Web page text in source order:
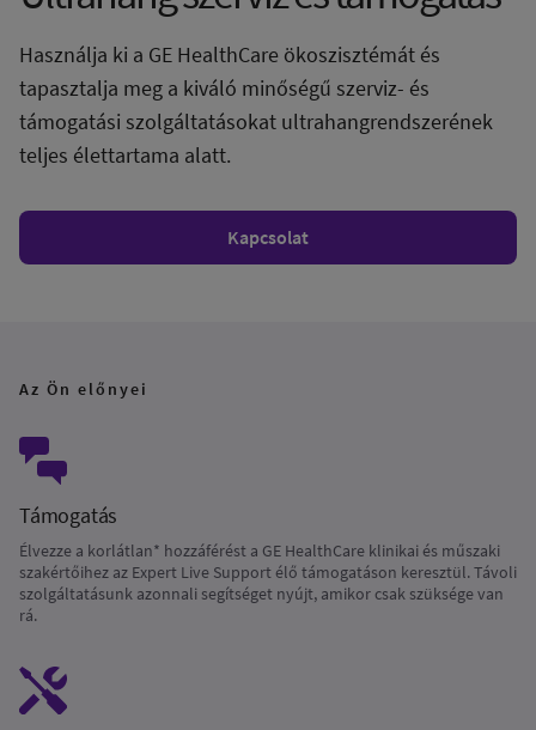
Használja ki a GE HealthCare ökoszisztémát és
tapasztalja meg a kiváló minőségű szerviz- és
támogatási szolgáltatásokat ultrahangrendszerének
teljes élettartama alatt.
Kapcsolat
Az Ön előnyei
Támogatás
Élvezze a korlátlan* hozzáférést a GE HealthCare klinikai és műszaki
szakértőihez az Expert Live Support élő támogatáson keresztül. Távoli
szolgáltatásunk azonnali segítséget nyújt, amikor csak szüksége van
rá.